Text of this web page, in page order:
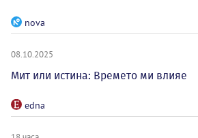
nova
08.10.2025
Мит или истина: Времето ми влияе
edna